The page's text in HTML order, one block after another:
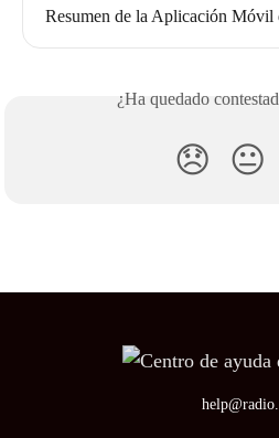
Resumen de la Aplicación Móvil
¿Ha quedado
😞 😐